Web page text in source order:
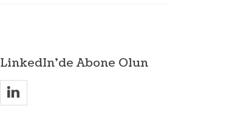
LinkedIn’de Abone Olun
v